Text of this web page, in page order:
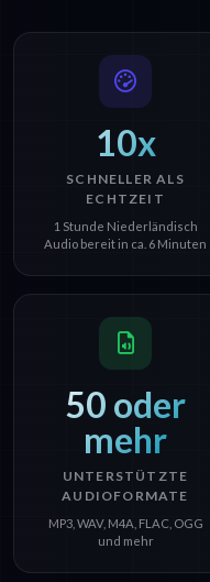
10x
SCHNELLER ALS
ECHTZEIT
1 Stunde Niederländisch
Audio bereit in ca. 6 Minuten
50 oder
mehr
UNTERSTÜTZTE
AUDIOFORMATE
MP3, WAV, M4A, FLAC, OGG
und mehr